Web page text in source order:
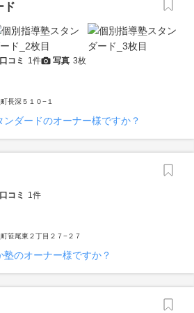
ド
口コミ 1件 写真 3枚
長深５１０−１
ンダードのオーナー様ですか？
口コミ 1件
笹尾東２丁目２７−２７
塾のオーナー様ですか？